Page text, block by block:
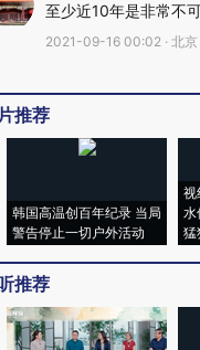
至少近10年是非常不
2021-09-16 00:02 · 北京
推荐
韩国高温创百年纪录 当局
警告停止一切户外活动
视
水
猛
推荐